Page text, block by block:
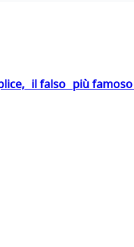
il falso più famoso